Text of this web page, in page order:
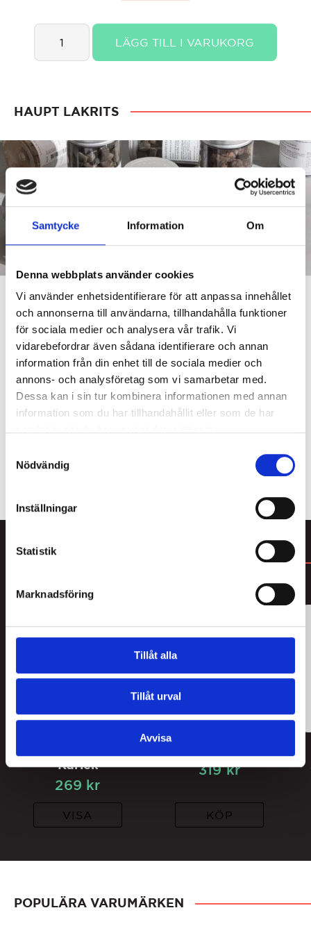
Samtycke Information Om
Denna webbplats använder cookies
Vi använder enhetsidentifierare för att anpassa innehållet
och annonserna till användarna, tillhandahålla funktioner
för sociala medier och analysera vår trafik. Vi
vidarebefordrar även sådana identifierare och annan
information från din enhet till de sociala medier och
annons- och analysföretag som vi samarbetar med.
Dessa kan i sin tur kombinera informationen med annan
information som du har tillhandahållit eller som de har
Nödvändig
Inställningar
Statistik
Marknadsföring
Tillåt alla
Tillåt urval
Avvisa
Haupt
Lakrits
Salmiakpulver
LÄGG TILL I VARUKORG
HAUPT LAKRITS
Svenska Haupt Lakrits grundades 2013 av Christian
Haupt. Haupt Lakrits är kända för sina galet salta
Svenskjävlar! Haupt Lakrits är ett nyskapande
företag som briljerar med både vågade och
traditionella smaksättningar. Haupt bjuder på allt
Kärlek
269 kr
VISA
319kr
KÖP
POPULÄRA VARUMÄRKEN